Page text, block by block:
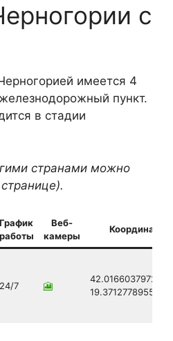
с
имеется 4
пункт.
в стадии
странами можно
График
работы
Веб-
камеры
Координаты
24/7 🎦